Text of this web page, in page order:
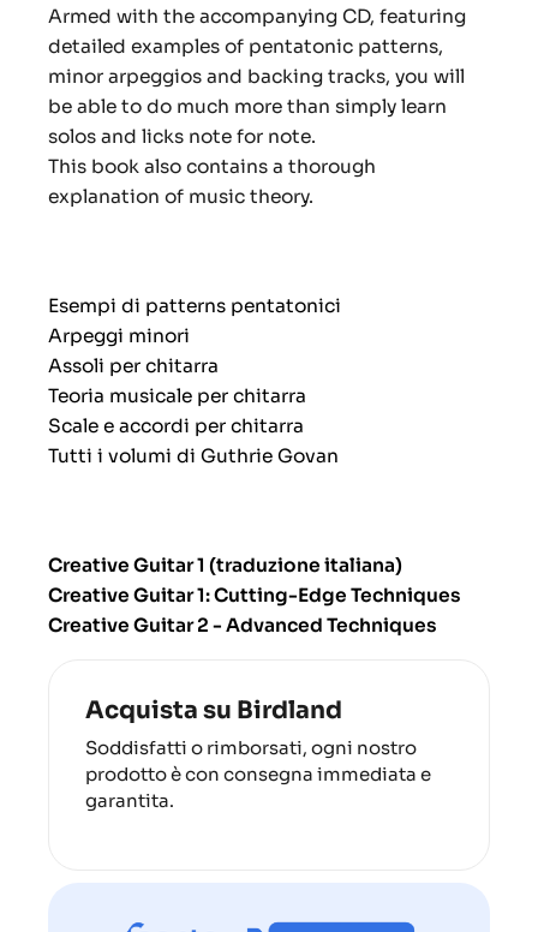
Armed with the accompanying CD, featuring
detailed examples of pentatonic patterns,
minor arpeggios and backing tracks, you will
be able to do much more than simply learn
solos and licks note for note.
This book also contains a thorough
explanation of music theory.
Esempi di patterns pentatonici
Arpeggi minori
Assoli per chitarra
Teoria musicale per chitarra
Scale e accordi per chitarra
Tutti i volumi di Guthrie Govan
Creative Guitar 1 (traduzione italiana)
Creative Guitar 1: Cutting-Edge Techniques
Creative Guitar 2 - Advanced Techniques
Acquista su Birdland
Soddisfatti o rimborsati, ogni nostro
prodotto è con consegna immediata e
garantita.